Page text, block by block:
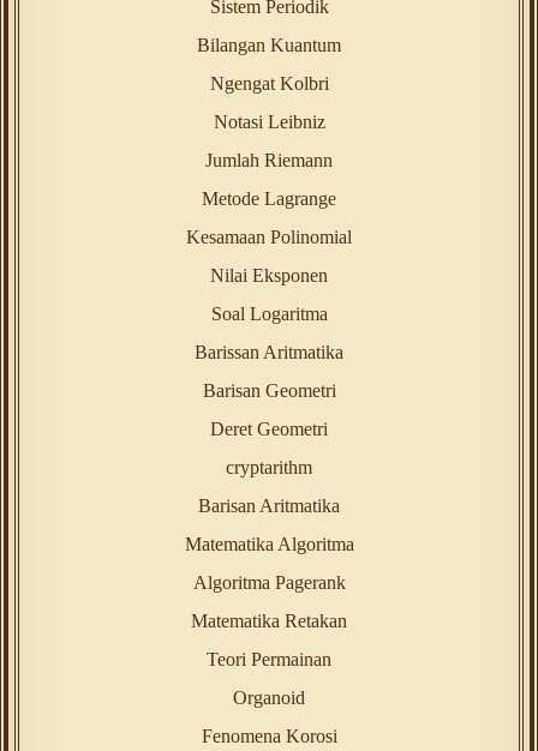
Sistem Periodik
Bilangan Kuantum
Ngengat Kolbri
Notasi Leibniz
Jumlah Riemann
Metode Lagrange
Kesamaan Polinomial
Nilai Eksponen
Soal Logaritma
Barissan Aritmatika
Barisan Geometri
Deret Geometri
cryptarithm
Barisan Aritmatika
Matematika Algoritma
Algoritma Pagerank
Matematika Retakan
Teori Permainan
Organoid
Fenomena Korosi